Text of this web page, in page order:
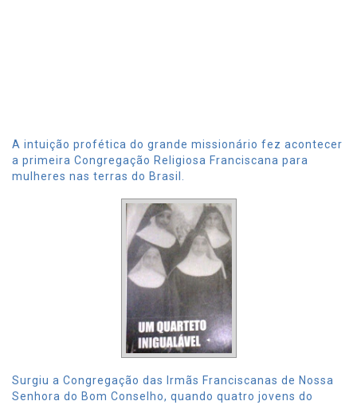
A intuição profética do grande missionário fez acontecer
a primeira Congregação Religiosa Franciscana para
mulheres nas terras do Brasil.
Surgiu a Congregação das Irmãs Franciscanas de Nossa
Senhora do Bom Conselho, quando quatro jovens do